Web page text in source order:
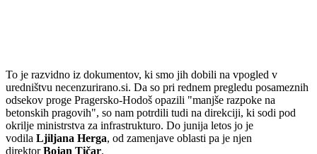
To je razvidno iz dokumentov, ki smo jih dobili na vpogled v
uredništvu necenzurirano.si. Da so pri rednem pregledu posameznih
odsekov proge Pragersko-Hodoš opazili "manjše razpoke na
betonskih pragovih", so nam potrdili tudi na direkciji, ki sodi pod
okrilje ministrstva za infrastrukturo. Do junija letos jo je
vodila Ljiljana Herga, od zamenjave oblasti pa je njen
direktorBojan Tičar.